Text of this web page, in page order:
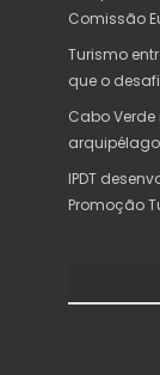
Comissão
Turismo
que o
Cabo
arquipélago
IPDT
Promoção